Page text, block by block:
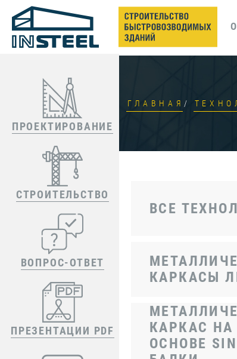
ПРОЕКТИРОВАНИЕ
СТРОИТЕЛЬСТВО
ВОПРОС-ОТВЕТ
ПРЕЗЕНТАЦИИ PDF
ГЛАВНАЯ
ВСЕ
КАРКАСЫ
КАРКАС НА
ОСНОВЕ SIN